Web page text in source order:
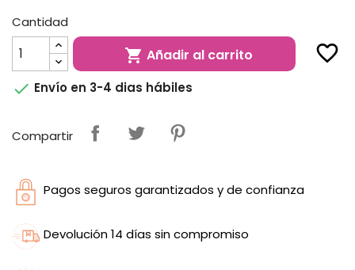
Cantidad
 Añadir al carrito favorite_border
 Envío en 3-4 dias hábiles
Compartir
Pagos seguros garantizados y de confianza
Devolución 14 días sin compromiso